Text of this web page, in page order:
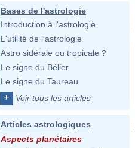
Bases de l'astrologie
Introduction à l'astrologie
L'utilité de l'astrologie
Astro sidérale ou tropicale ?
Le signe du Bélier
Le signe du Taureau
+ Voir tous les articles
Articles astrologiques
Aspects planétaires